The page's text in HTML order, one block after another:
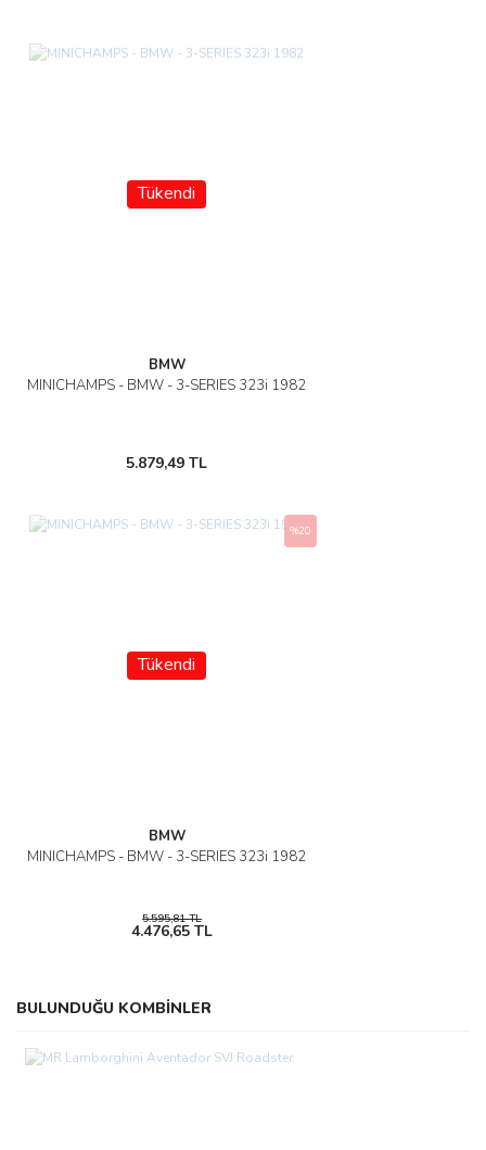
Tükendi
BMW
MINICHAMPS - BMW - 3-SERIES 323i 1982
5.879,49 TL
Tükendi
BMW
MINICHAMPS - BMW - 3-SERIES 323i 1982
%20
5.595,81 TL
4.476,65 TL
BULUNDUĞU KOMBİNLER